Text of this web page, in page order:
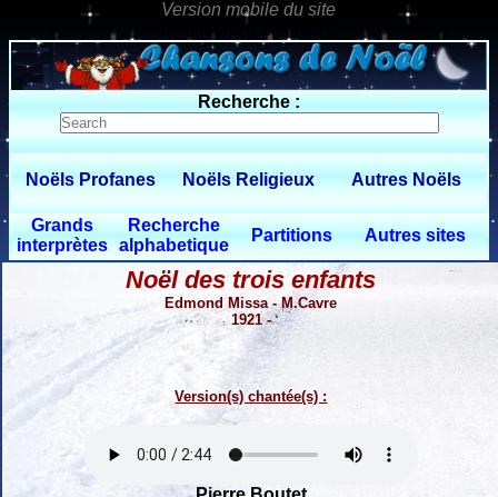
0 $limitbot 1 $limittot 2
Recherche :
Noëls Profanes Noëls Religieux Autres Noëls
Grands
interprètes
Recherche
alphabetique
Partitions Autres sites
Noël des trois enfants
Edmond Missa - M.Cavre
1921 -
Version(s) chantée(s) :